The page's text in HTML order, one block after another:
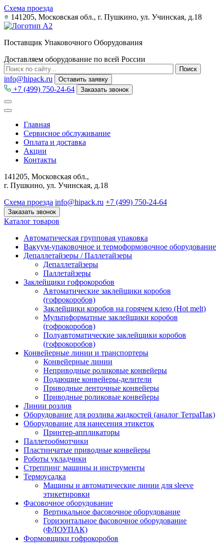
Схема проезда
141205, Московская обл., г. Пушкино, ул. Учинская, д.18
Поставщик Упаковочного Оборудования
Доставляем оборудование по всей России
info@hipack.ru Оставить заявку
+7 (499) 750-24-64 Заказать звонок
Главная
Сервисное обслуживание
Оплата и доставка
Акции
Контакты
141205, Московская обл.,
г. Пушкино, ул. Учинская, д.18
Схема проезда info@hipack.ru +7 (499) 750-24-64
Заказать звонок
Каталог товаров
Автоматическая групповая упаковка
Вакуум-упаковочное и термоформовочное оборудование
Депаллетайзеры / Паллетайзеры
Депаллетайзеры
Паллетайзеры
Заклейщики гофрокоробов
Автоматические заклейщики коробов
(гофрокоробов)
Заклейщики коробов на горячем клею (Hot melt)
Мультиформатные заклейщики коробов
(гофрокоробов)
Полуавтоматические заклейщики коробов
(гофрокоробов)
Конвейерные линии и транспортеры
Конвейерные линии
Неприводные роликовые конвейеры
Подающие конвейеры-делители
Приводные ленточные конвейеры
Приводные роликовые конвейеры
Линии розлив
Оборудование для розлива жидкостей (аналог ТетраПак)
Оборудование для нанесения этикеток
Принтер-аппликаторы
Паллетообмотчики
Пластинчатые приводные конвейеры
Роботы укладчики
Стреппинг машины и инструменты
Термоусадка
Машины и автоматические линии для sleeve
этикетировки
Фасовочное оборудование
Вертикальное фасовочное оборудование
Горизонтальное фасовочное оборудование
(ФЛОУПАК)
Формовщики гофрокоробов